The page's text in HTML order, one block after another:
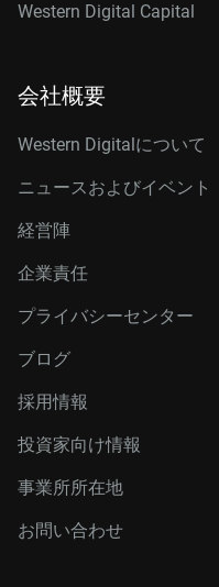
Western Digital Capital
会社概要
Western Digitalについて
ニュースおよびイベント
経営陣
企業責任
プライバシーセンター
ブログ
採用情報
投資家向け情報
事業所所在地
お問い合わせ